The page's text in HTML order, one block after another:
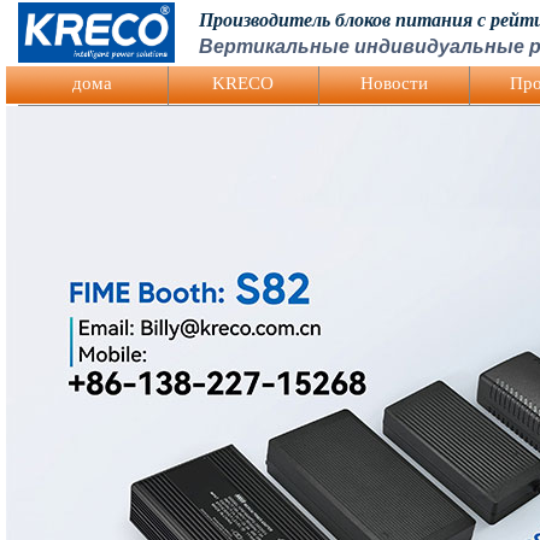
Logo Picture
Производитель блоков питания с
Вертикальные индивидуальные
дома KRECO Hовости